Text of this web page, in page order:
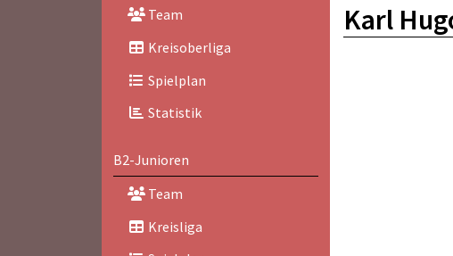
Team
Kreisoberliga
Spielplan
Statistik
B2-Junioren
Team
Kreisliga
Karl